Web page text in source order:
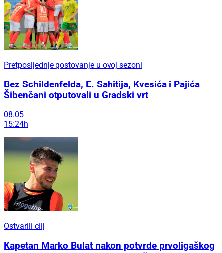
Pretposljednje gostovanje u ovoj sezoni
Bez Schildenfelda, E. Sahitija, Kvesića i Pajića
Šibenčani otputovali u Gradski vrt
08.05
15:24h
Ostvarili cilj
Kapetan Marko Bulat nakon potvrde prvoligaškog